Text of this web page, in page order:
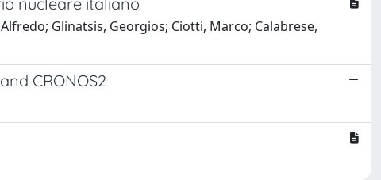
Glinatsis, Georgios; Ciotti, Marco; Calabrese,
CRONOS2